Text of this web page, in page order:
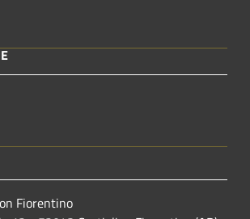
Fiorentino